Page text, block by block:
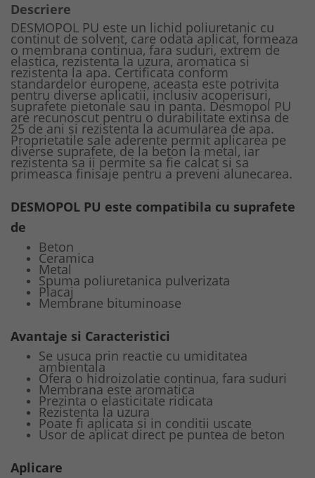
Descriere
DESMOPOL PU este un lichid poliuretanic cu
continut de solvent, care odata aplicat, formeaza
o membrana continua, fara suduri, extrem de
elastica, rezistenta la uzura, aromatica si
rezistenta la apa. Certificata conform
standardelor europene, aceasta este potrivita
pentru diverse aplicatii, inclusiv acoperisuri,
suprafete pietonale sau in panta. Desmopol PU
are recunoscut pentru o durabilitate extinsa de
25 de ani si rezistenta la acumularea de apa.
Proprietatile sale aderente permit aplicarea pe
diverse suprafete, de la beton la metal, iar
rezistenta sa ii permite sa fie calcat si sa
primeasca finisaje pentru a preveni alunecarea.
DESMOPOL PU este compatibila cu suprafete
de
Beton
Ceramica
Metal
Spuma poliuretanica pulverizata
Placaj
Membrane bituminoase
Avantaje si Caracteristici
Se usuca prin reactie cu umiditatea
ambientala
Ofera o hidroizolatie continua, fara suduri
Membrana este aromatica
Prezinta o elasticitate ridicata
Rezistenta la uzura
Poate fi aplicata si in conditii uscate
Usor de aplicat direct pe puntea de beton
Aplicare